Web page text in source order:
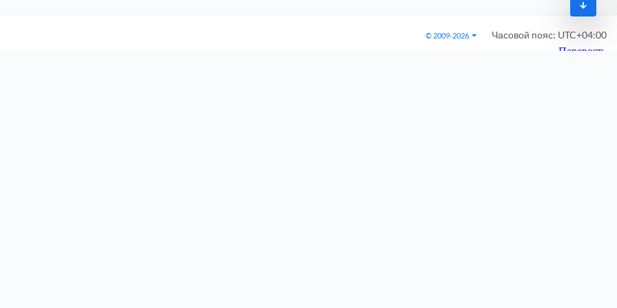
© 2009-2026 Часовой пояс: UTC+04:00